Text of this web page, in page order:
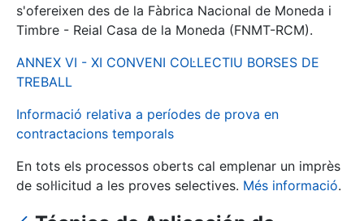
Mostra/Amaga
s'ofereixen des de la Fàbrica Nacional de Moneda i
Timbre - Reial Casa de la Moneda (FNMT-RCM).
ANNEX VI - XI CONVENI COL·LECTIU BORSES DE
TREBALL
Informació relativa a períodes de prova en
contractacions temporals
En tots els processos oberts cal emplenar un imprès
de sol·licitud a les proves selectives. Més informació.